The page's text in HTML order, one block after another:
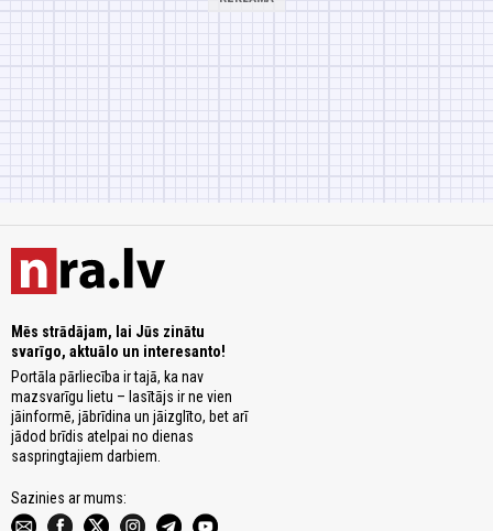
Mēs strādājam, lai Jūs zinātu
svarīgo, aktuālo un interesanto!
Portāla pārliecība ir tajā, ka nav
mazsvarīgu lietu – lasītājs ir ne vien
jāinformē, jābrīdina un jāizglīto, bet arī
jādod brīdis atelpai no dienas
saspringtajiem darbiem.
Sazinies ar mums: